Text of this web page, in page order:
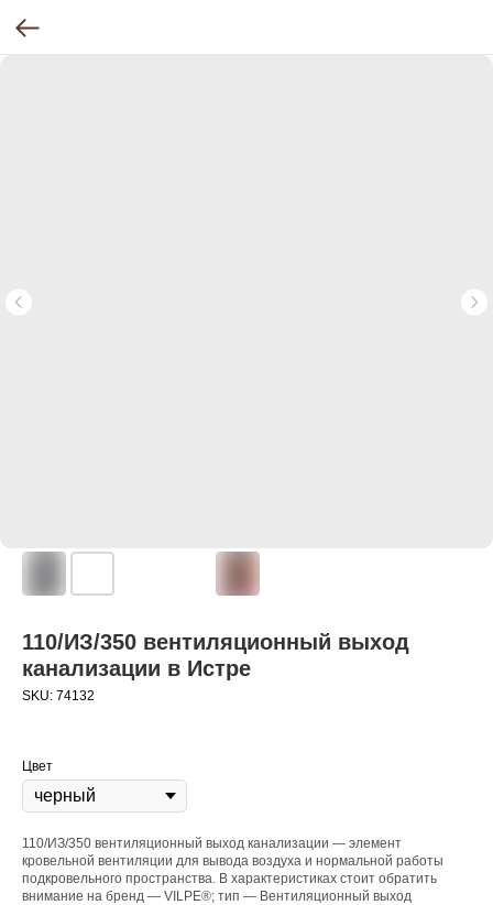
110/ИЗ/350 вентиляционный выход
канализации в Истре
SKU: 74132
Цвет
110/ИЗ/350 вентиляционный выход канализации — элемент
кровельной вентиляции для вывода воздуха и нормальной работы
подкровельного пространства. В характеристиках стоит обратить
внимание на бренд — VILPE®; тип — Вентиляционный выход